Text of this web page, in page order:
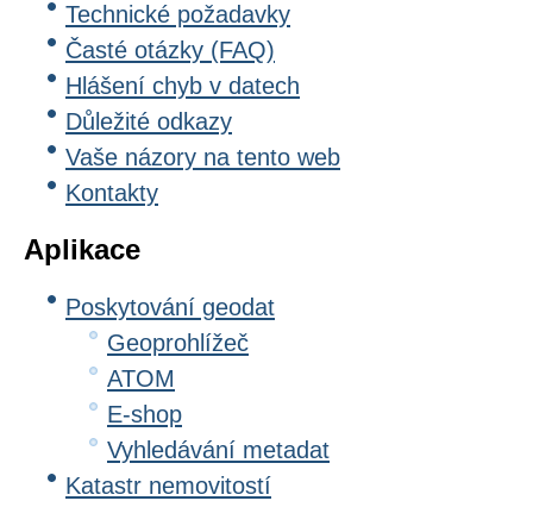
Technické požadavky
Časté otázky (FAQ)
Hlášení chyb v datech
Důležité odkazy
Vaše názory na tento web
Kontakty
Aplikace
Poskytování geodat
Geoprohlížeč
ATOM
E-shop
Vyhledávání metadat
Katastr nemovitostí